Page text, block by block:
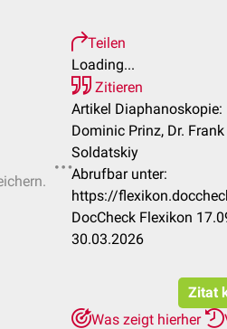
Teilen
Loading...
Zitieren
Artikel Diaphanoskopie:
Dominic Prinz, Dr.
Soldatskiy
Abrufbar unter:
https://
DocCheck Flexikon
30.03.2026
Zitat
Was zeigt hierher